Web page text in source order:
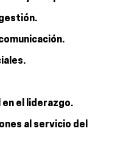
en el liderazgo.
al servicio del